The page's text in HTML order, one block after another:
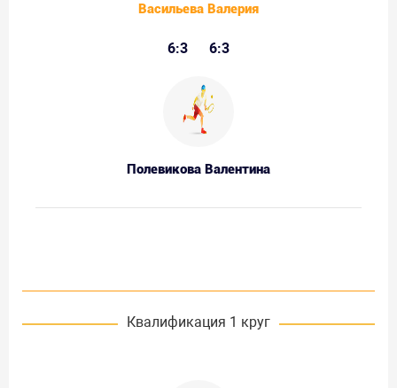
Васильева Валерия
6:3 6:3
Полевикова Валентина
Квалификация 1 круг